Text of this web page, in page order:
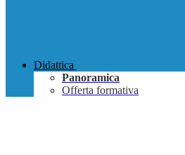
Didattica
Panoramica
Offerta formativa